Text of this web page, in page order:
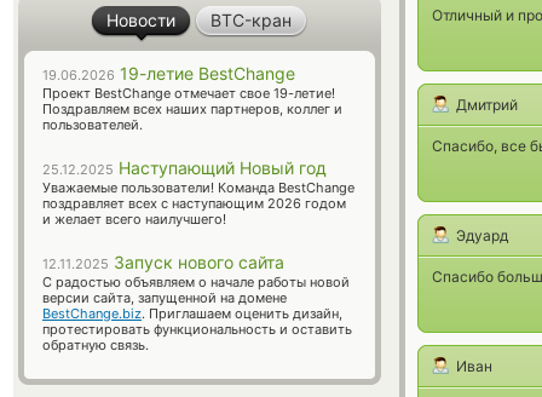
Отличный и
Дмитрий
Спасибо, все
Эдуард
Спасибо
Иван
Новости BTC-кран
19.06.2026 19-летие BestChange
Проект BestChange отмечает свое 19-летие!
Поздравляем всех наших партнеров, коллег и
пользователей.
25.12.2025 Наступающий Новый год
Уважаемые пользователи! Команда BestChange
поздравляет всех с наступающим 2026 годом
и желает всего наилучшего!
12.11.2025 Запуск нового сайта
С радостью объявляем о начале работы новой
версии сайта, запущенной на домене
BestChange.biz. Приглашаем оценить дизайн,
протестировать функциональность и оставить
обратную связь.